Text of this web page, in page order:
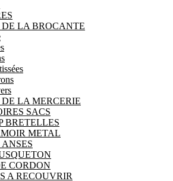
LA BROCANTE
LA MERCERIE
SACS
BRETELLES
METAL
ANSES
CORDON
A RECOUVRIR